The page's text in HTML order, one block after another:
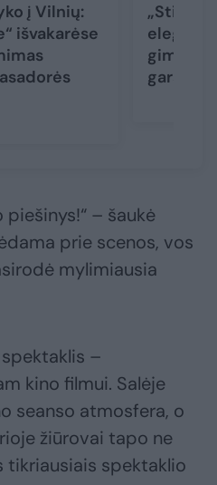
į Vilnių:
išvakarėse
garsūs
piešinys!“ – šaukė
prie scenos, vos
mylimiausia
–
kino filmui. Salėje
seanso atmosfera, o
žiūrovai tapo ne
spektaklio